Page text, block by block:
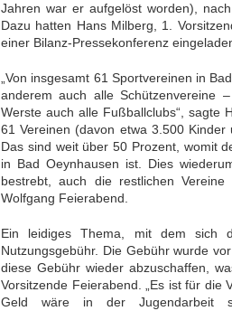
Jahren war er aufgelöst worden),
Dazu hatten Hans Milberg, 1.
einer Bilanz-Pressekonferenz
„Von insgesamt 61 Sportvereinen in
anderem auch alle Schützenvereine
Werste auch alle Fußballclubs“, sagte
61 Vereinen (davon etwa 3.500
Das sind weit über 50 Prozent, womit
in Bad Oeynhausen ist. Dies
bestrebt, auch die restlichen
Wolfgang Feierabend.
Ein leidiges Thema, mit dem sich
Nutzungsgebühr. Die Gebühr wurde
diese Gebühr wieder abzuschaffen,
Vorsitzende Feierabend. „Es ist für die
Geld wäre in der Jugendarbeit